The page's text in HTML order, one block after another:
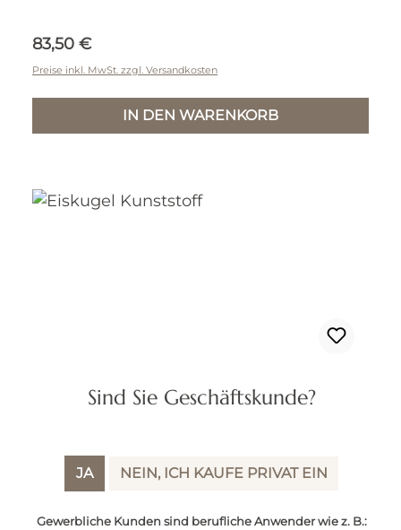
Sind Sie Geschäftskunde?
JA NEIN, ICH KAUFE PRIVAT EIN
Gewerbliche Kunden sind berufliche Anwender wie z. B.:
Regulärer Preis:
83,50 €
Preise inkl. MwSt. zzgl. Versandkosten
IN DEN WARENKORB